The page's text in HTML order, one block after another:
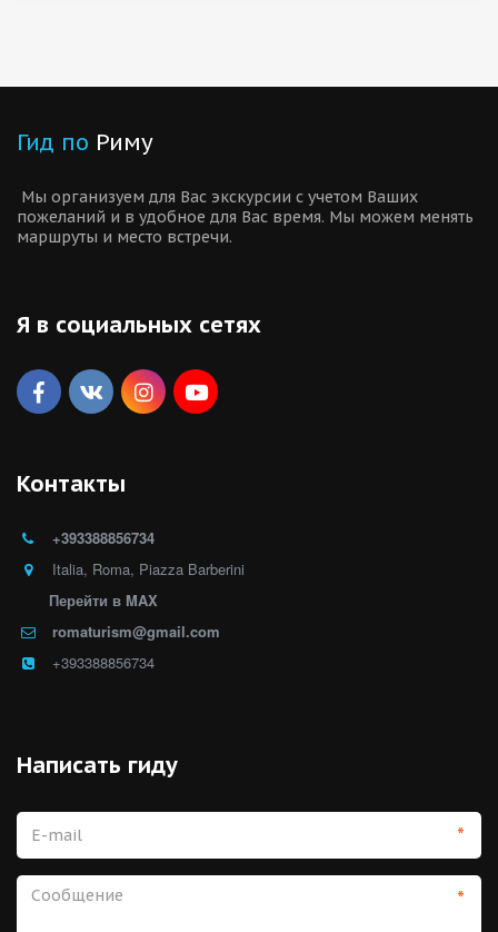
Гид по Риму
Мы организуем для Вас экскурсии с учетом Ваших
пожеланий и в удобное для Вас время. Мы можем менять
маршруты и место встречи.
Я в социальных сетях
Контакты
+393388856734
Italia, Roma, Piazza Barberini
Перейти в MAX
romaturism@gmail.com
+393388856734
Написать гиду
*
*